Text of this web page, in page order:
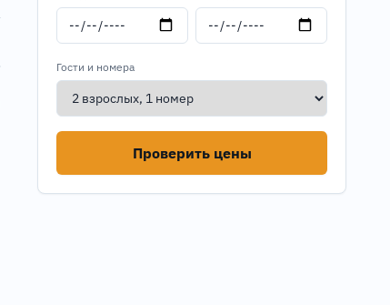
Гости и номера
Проверить цены